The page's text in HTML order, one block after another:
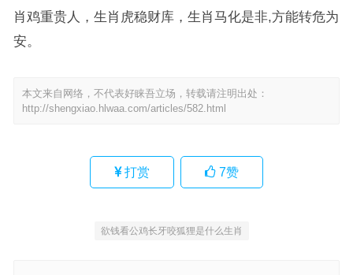
肖鸡重贵人，生肖虎稳财库，生肖马化是非,方能转危为
安。
本文来自网络，不代表好睐吾立场，转载请注明出处：
http://shengxiao.hlwaa.com/articles/582.html
打赏 7赞
欲钱看公鸡长牙咬狐狸是什么生肖